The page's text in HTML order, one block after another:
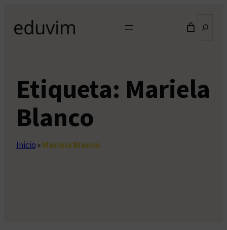
contenido
Etiqueta: Mariela
Blanco
Inicio»Mariela Blanco